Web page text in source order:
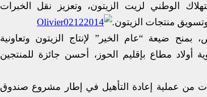
الوطني لزيت الزيتون، وتعزيز نقل الخبرات
منتجات الزيتون.
ضيعة “عام الخير” لإنتاج الزيتون وتعاونية
أولاد مطاع بإقليم الحوز، أحسن جائزة للمنتجين
من عملية إعادة التأهيل في إطار مشروع صندوق